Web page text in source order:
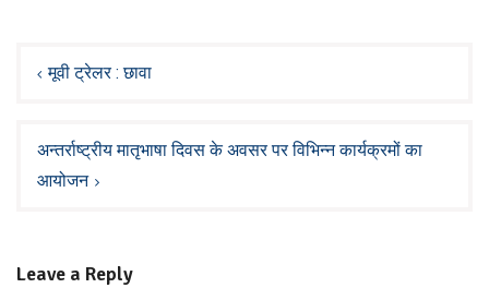
navigation
मूवी ट्रेलर : छावा
अन्तर्राष्ट्रीय मातृभाषा दिवस के अवसर पर विभिन्न कार्यक्रमों का
आयोजन
Leave a Reply